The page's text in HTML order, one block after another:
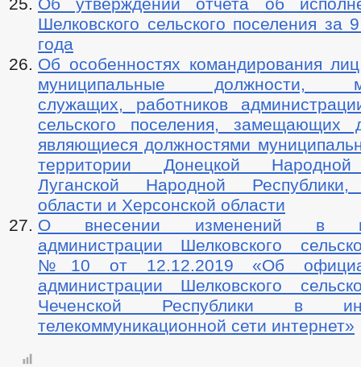
Шелковского сельского поселения за
года
Об особенностях командирования
муниципальные должности,
служащих, работников
сельского поселения, замещающих
являющиеся должностями
территории Донецкой Народной
Луганской Народной Республики,
области и Херсонской области
О внесении изменений в
администрации Шелковского
№10 от 12.12.2019 «Об
администрации Шелковского
Чеченской Республики в
телекоммуникационной сети интернет»